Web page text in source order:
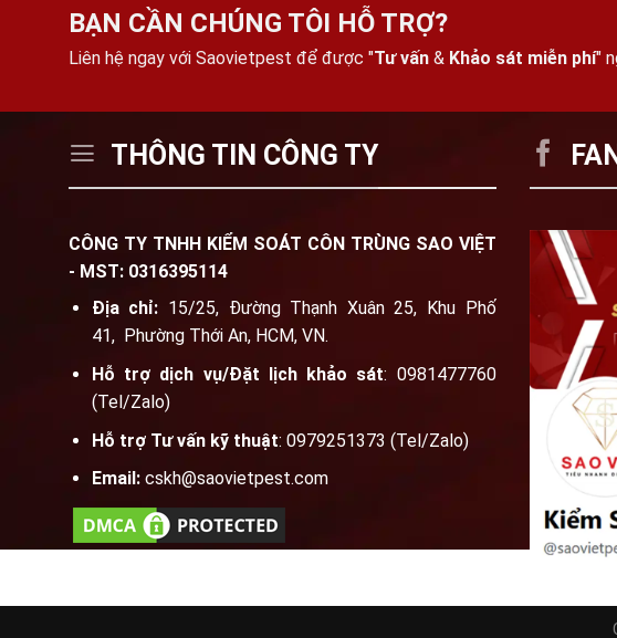
BẠN CẦN CHÚNG TÔI HỖ TRỢ?
Liên hệ ngay với Saovietpest để được "Tư vấn & Khảo sát miễn phí"
THÔNG TIN CÔNG TY
CÔNG TY TNHH KIỂM SOÁT CÔN TRÙNG SAO VIỆT
- MST: 0316395114
Địa chỉ: 15/25, Đường Thạnh Xuân 25, Khu Phố
41, Phường Thới An, HCM, VN.
Hỗ trợ dịch vụ/Đặt lịch khảo sát: 0981477760
(Tel/Zalo)
Hỗ trợ Tư vấn kỹ thuật: 0979251373 (Tel/Zalo)
Email:cskh@saovietpest.com